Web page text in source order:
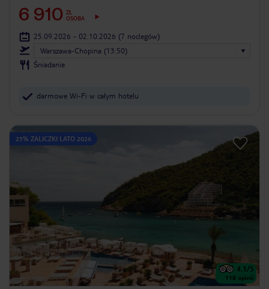
6 910 ZŁ
OSOBA
25.09.2026 - 02.10.2026 (7 noclegów)
Warszawa-Chopina (13:50)
Śniadanie
darmowe Wi-Fi w całym hotelu
25% ZALICZKI LATO 2026
4.1/5
118 opinii